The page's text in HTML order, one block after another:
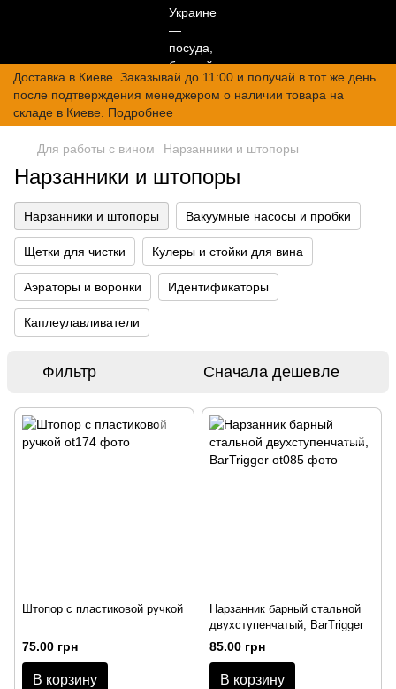
Доставка в Киеве. Заказывай до 11:00 и получай в тот же день
после подтверждения менеджером о наличии товара на
складе в Киеве. Подробнее
Для работы с вином Нарзанники и штопоры
Нарзанники и штопоры
Нарзанники и штопоры Вакуумные насосы и пробки
Щетки для чистки Кулеры и стойки для вина
Аэраторы и воронки Идентификаторы
Каплеулавливатели
Фильтр Сначала дешевле
Штопор с пластиковой ручкой
75.00 грн
В корзину
Нарзанник барный стальной
двухступенчатый, BarTrigger
85.00 грн
В корзину